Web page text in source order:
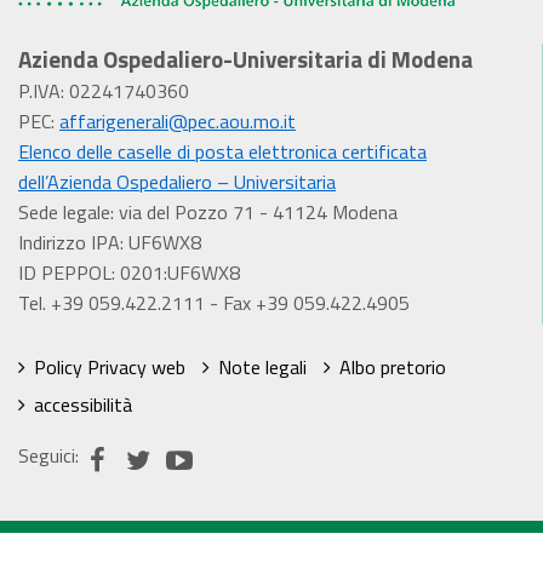
Azienda Ospedaliero-Universitaria di Modena
P.IVA: 02241740360
PEC: affarigenerali@pec.aou.mo.it
Elenco delle caselle di posta elettronica certificata
dell’Azienda Ospedaliero – Universitaria
Sede legale: via del Pozzo 71 - 41124 Modena
Indirizzo IPA: UF6WX8
ID PEPPOL: 0201:UF6WX8
Tel. +39 059.422.2111 - Fax +39 059.422.4905
Policy Privacy web Note legali
Albo pretorio
accessibilità
Seguici: